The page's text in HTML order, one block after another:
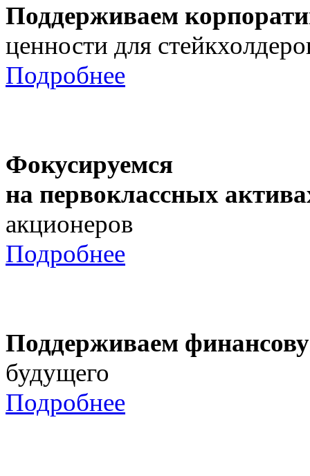
Поддерживаем
ценности для
Подробнее
Фокусируемся
на первоклассных
акционеров
Подробнее
Поддерживаем
будущего
Подробнее